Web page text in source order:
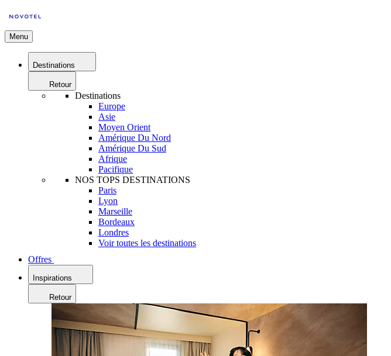
Menu
Destinations
Retour
Destinations
Europe
Asie
Moyen Orient
Amérique Du Nord
Amérique Du Sud
Afrique
Pacifique
NOS TOPS DESTINATIONS
Paris
Lyon
Marseille
Bordeaux
Londres
Voir toutes les destinations
Offres
Inspirations
Retour